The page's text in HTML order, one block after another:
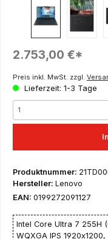
Regulärer Preis:
2.753,00 €*
Preis inkl. MwSt. zzgl.
Lieferzeit: 1-3 Tage
Produktnummer:
Hersteller: Lenovo
EAN: 0199272091127
Intel Core Ultra 7 255H
WQXGA IPS